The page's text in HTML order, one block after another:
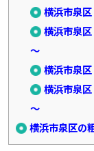
横浜市泉
横浜市泉
～
横浜市泉
横浜市泉
～
横浜市泉区の